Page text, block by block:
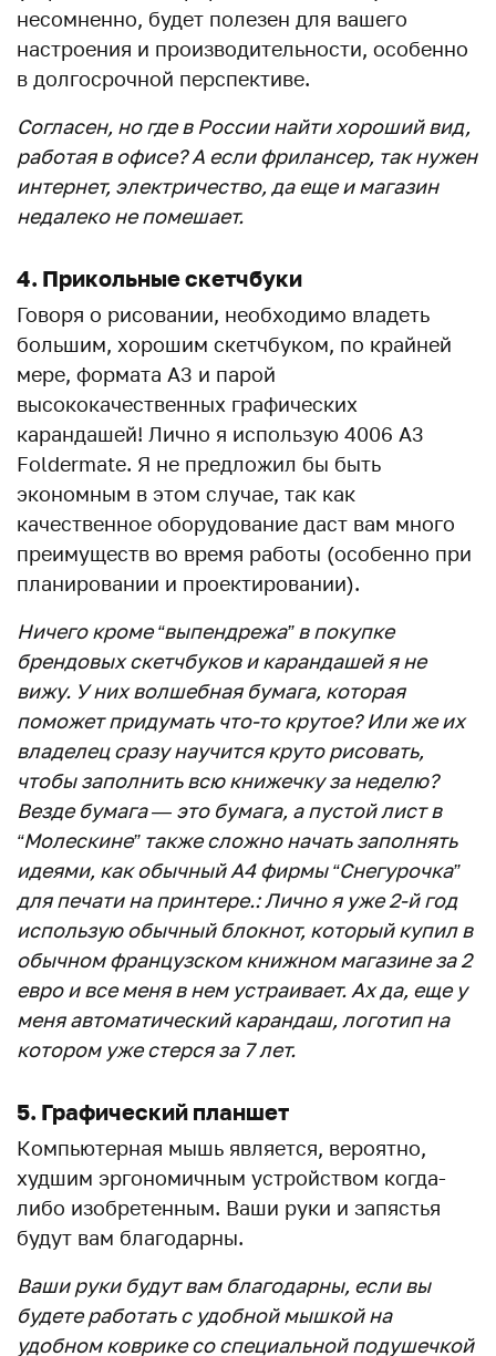
несомненно, будет полезен для вашего
настроения и производительности, особенно
в долгосрочной перспективе.
Согласен, но где в России найти хороший вид,
работая в офисе? А если фрилансер, так нужен
интернет, электричество, да еще и магазин
недалеко не помешает.
4. Прикольные скетчбуки
Говоря о рисовании, необходимо владеть
большим, хорошим скетчбуком, по крайней
мере, формата А3 и парой
высококачественных графических
карандашей! Лично я использую 4006 A3
Foldermate. Я не предложил бы быть
экономным в этом случае, так как
качественное оборудование даст вам много
преимуществ во время работы (особенно при
планировании и проектировании).
Ничего кроме “выпендрежа” в покупке
брендовых скетчбуков и карандашей я не
вижу. У них волшебная бумага, которая
поможет придумать что-то крутое? Или же их
владелец сразу научится круто рисовать,
чтобы заполнить всю книжечку за неделю?
Везде бумага — это бумага, а пустой лист в
“Молескине” также сложно начать заполнять
идеями, как обычный А4 фирмы “Снегурочка”
для печати на принтере.: Лично я уже 2-й год
использую обычный блокнот, который купил в
обычном французском книжном магазине за 2
евро и все меня в нем устраивает. Ах да, еще у
меня автоматический карандаш, логотип на
котором уже стерся за 7 лет.
5. Графический планшет
Компьютерная мышь является, вероятно,
худшим эргономичным устройством когда-
либо изобретенным. Ваши руки и запястья
будут вам благодарны.
Ваши руки будут вам благодарны, если вы
будете работать с удобной мышкой на
удобном коврике со специальной подушечкой